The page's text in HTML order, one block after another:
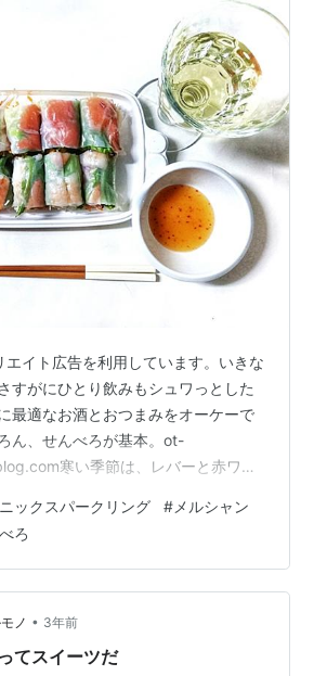
イト広告を利用しています。いきな
すがにひとり飲みもシュワっとした
最適なお酒とおつまみをオーケーで
ん、せんべろが基本。ot-
寒い季節は、レバーと赤ワイ
ょうど父の日付近で発売されていた
の量がレギュラーメニューです。 サ
生春巻が一本ずつ入ったセット。こ
さすがのエブリデイロープライス。
も二袋ついてます。 特別に皮が美味
シ…
ックスパークリング # メルシャン
ろ
ノ • 3年前
てスイーツだ